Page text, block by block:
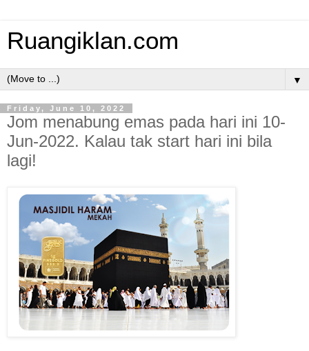
Ruangiklan.com
▼
Friday, June 10, 2022
Jom menabung emas pada hari ini 10-
Jun-2022. Kalau tak start hari ini bila
lagi!